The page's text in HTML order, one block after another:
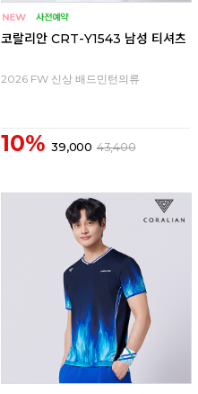
코랄리안 CRT-Y1543 남성 티셔츠
2026 FW 신상 배드민턴의류
10% 39,000 43,400